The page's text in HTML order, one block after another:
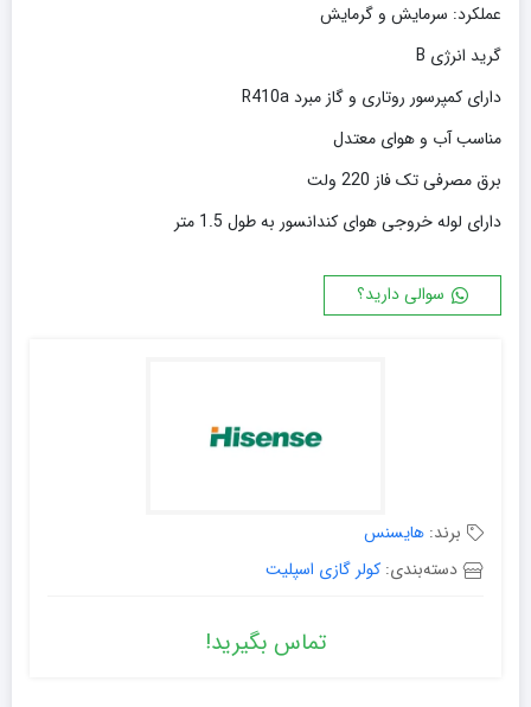
عملکرد: سرمایش و گرمایش
گرید انرژی B
دارای کمپرسور روتاری و گاز مبرد R410a
مناسب آب و هوای معتدل
برق مصرفی تک فاز 220 ولت
دارای لوله خروجی هوای کندانسور به طول 1.5 متر
سوالی دارید؟
برند: هایسنس
دسته‌بندی: کولر گازی اسپلیت
تماس بگیرید!